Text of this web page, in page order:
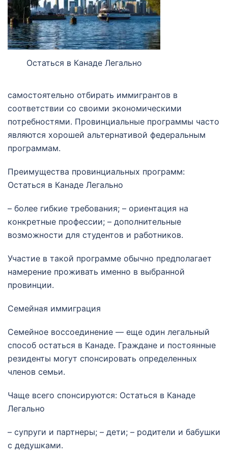
Остаться в Канаде Легально
самостоятельно отбирать иммигрантов в
соответствии со своими экономическими
потребностями. Провинциальные программы часто
являются хорошей альтернативой федеральным
программам.
Преимущества провинциальных программ:
Остаться в Канаде Легально
– более гибкие требования; – ориентация на
конкретные профессии; – дополнительные
возможности для студентов и работников.
Участие в такой программе обычно предполагает
намерение проживать именно в выбранной
провинции.
Семейная иммиграция
Семейное воссоединение — еще один легальный
способ остаться в Канаде. Граждане и постоянные
резиденты могут спонсировать определенных
членов семьи.
Чаще всего спонсируются: Остаться в Канаде
Легально
– супруги и партнеры; – дети; – родители и бабушки
с дедушками.